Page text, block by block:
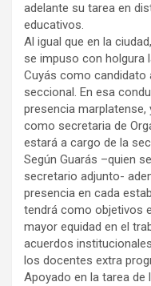
adelante su tarea en
educativos.
Al igual que en la
se impuso con holgura
Cuyás como candidato
seccional. En esa
presencia marplatense,
como secretaria de
estará a cargo de la
Según Guarás –quien
secretario adjunto-
presencia en cada
tendrá como objetivos
mayor equidad en el
acuerdos
los docentes extra
Apoyado en la tarea de